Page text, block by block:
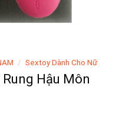
/ Sextoy Dành Cho Nữ
Hậu Môn